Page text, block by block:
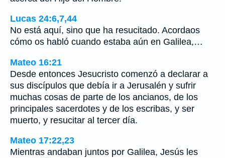
Lucas 24:6,7,44
No está aquí, sino que ha resucitado. Acordaos
cómo os habló cuando estaba aún en Galilea,…
Mateo 16:21
Desde entonces Jesucristo comenzó a declarar a
sus discípulos que debía ir a Jerusalén y sufrir
muchas cosas de parte de los ancianos, de los
principales sacerdotes y de los escribas, y ser
muerto, y resucitar al tercer día.
Mateo 17:22,23
Mientras andaban juntos por Galilea, Jesús les